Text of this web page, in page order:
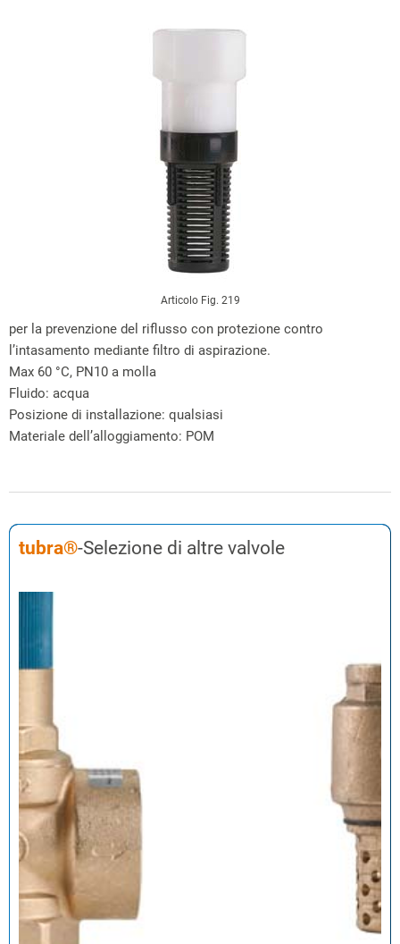
Articolo Fig. 219
per la prevenzione del riflusso con protezione contro
l’intasamento mediante filtro di aspirazione.
Max 60 °C, PN10 a molla
Fluido: acqua
Posizione di installazione: qualsiasi
Materiale dell’alloggiamento: POM
tubra®-Selezione di altre valvole